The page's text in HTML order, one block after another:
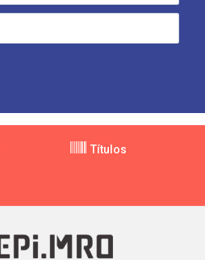
Títulos